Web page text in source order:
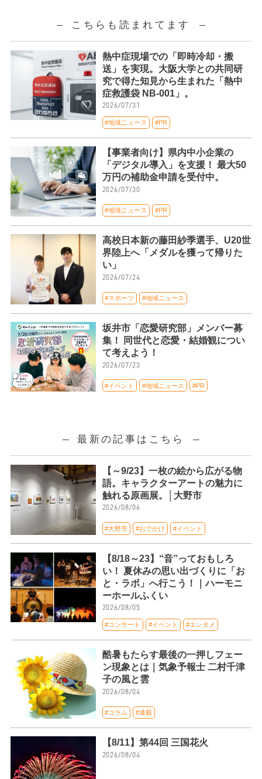
こちらも読まれてます
熱中症現場での「即時冷却・搬
送」を実現。大阪大学との共同研
究で得た知見から生まれた「熱中
症救護袋 NB-001」。
2026/07/31
#地域ニュース #PR
【事業者向け】県内中小企業の
「デジタル導入」を支援！ 最大50
万円の補助金申請を受付中。
2026/07/30
#地域ニュース #PR
高校日本新の藤田紗季選手、U20世
界陸上へ「メダルを獲って帰りた
い」
2026/07/24
#スポーツ #地域ニュース
坂井市「恋愛研究部」メンバー募
集！ 同世代と恋愛・結婚観につい
て考えよう！
2026/07/23
#イベント #地域ニュース #PR
最新の記事はこちら
【～9/23】一枚の絵から広がる物
語。キャラクターアートの魅力に
触れる原画展。│大野市
2026/08/06
#大野市 #おでかけ #イベント
【8/18～23】“音”っておもしろ
い！ 夏休みの思い出づくりに「お
と・ラボ」へ行こう！｜ハーモニ
ーホールふくい
2026/08/05
#コンサート #イベント #エンタメ
酷暑もたらす最後の一押しフェー
ン現象とは｜気象予報士 二村千津
子の風と雲
2026/08/04
#コラム #連載
【8/11】第44回 三国花火
2026/08/04